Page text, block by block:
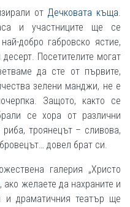
от Дечковата къща.
и участниците ще се
добро габровско ястие,
Посетителите могат
да сте от първите,
зелени манджи, не е
Защото, както се
се хора от различни
троянецът – сливова,
довел брат си.
галерия „Христо
, ако желаете да нахраните и
и драматичния театър ще